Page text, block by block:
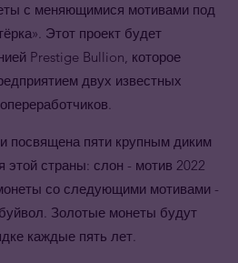
с меняющимися мотивами под
Этот проект будет
Prestige Bullion, которое
двух известных
посвящена пяти крупным диким
страны: слон - мотив 2022
со следующими мотивами -
Золотые монеты будут
каждые пять лет.